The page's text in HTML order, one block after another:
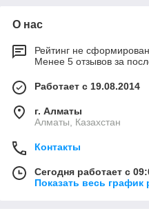
О нас
Рейтинг не сформирован
Менее 5 отзывов за
Работает с 19.08.2014
г. Алматы
Алматы, Казахстан
Контакты
Сегодня работает с
Показать весь график